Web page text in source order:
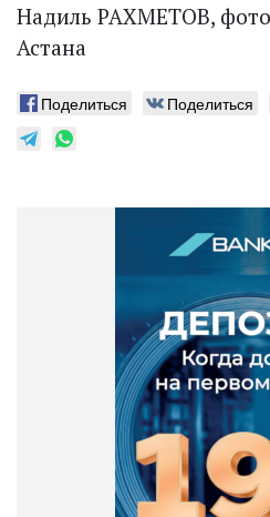
Надиль РАХМЕТОВ, фото
Астана
Поделиться Поделиться